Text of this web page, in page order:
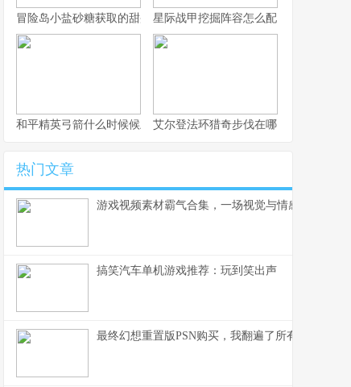
冒险岛小盐砂糖获取的甜蜜征程星际战甲挖掘阵容怎么配？单人到四人
和平精英弓箭什么时候候上线？最新爆料艾尔登法环猎奇步伐在哪？动作与解锁
热门文章
游戏视频素材霸气合集，一场视觉与情感的终极盛
搞笑汽车单机游戏推荐：玩到笑出声
最终幻想重置版PSN购买，我翻遍了所有评价